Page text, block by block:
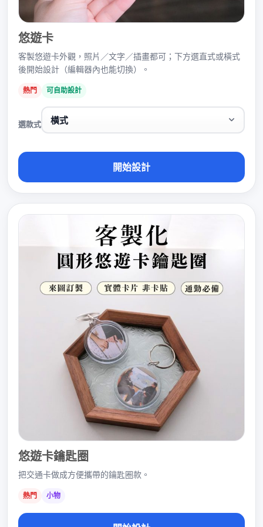
悠遊卡
客製悠遊卡外觀，照片／文字／插畫都可；下方選直式或橫式
後開始設計（編輯器內也能切換）。
熱門 可自助設計
選款式
開始設計
悠遊卡鑰匙圈
把交通卡做成方便攜帶的鑰匙圈款。
熱門 小物